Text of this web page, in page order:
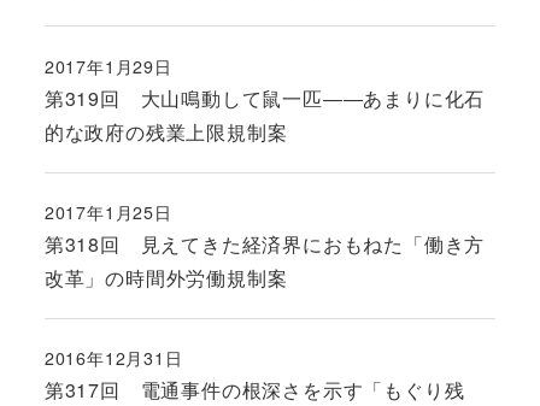
第319回 大山鳴動して鼠一匹――あまりに化石
的な政府の残業上限規制案
投稿日
2017年1月29日
第318回 見えてきた経済界におもねた「働き方
改革」の時間外労働規制案
投稿日
2017年1月25日
第317回 電通事件の根深さを示す「もぐり残
投稿日
2016年12月31日